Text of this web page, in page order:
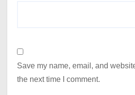
Save my name, email, and
the next time I comment.